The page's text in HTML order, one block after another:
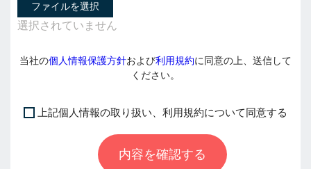
ファイルを選択
当社の個人情報保護方針および利用規約に同意の上、送信して
ください。
上記個人情報の取り扱い、利用規約について同意する
内容を確認する